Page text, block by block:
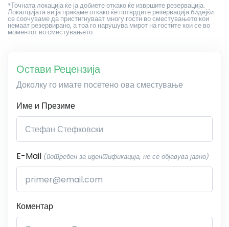
*Точната локација ќе ја добиете откако ќе извршите резервација.
Локалцијата ви ја праќаме откако ќе потврдите резервација бидејќи
се соочуваме да пристигнуваат многу гости во сместувањето кои
немаат резервирано, а тоа го нарушува мирот на гостите кои се во
моментот во сместувањето.
Остави Рецензија
Доколку го имате посетено ова сместување
Име и Презиме
E-Mail (потребен за идентификација, не се објавува јавно)
Коментар